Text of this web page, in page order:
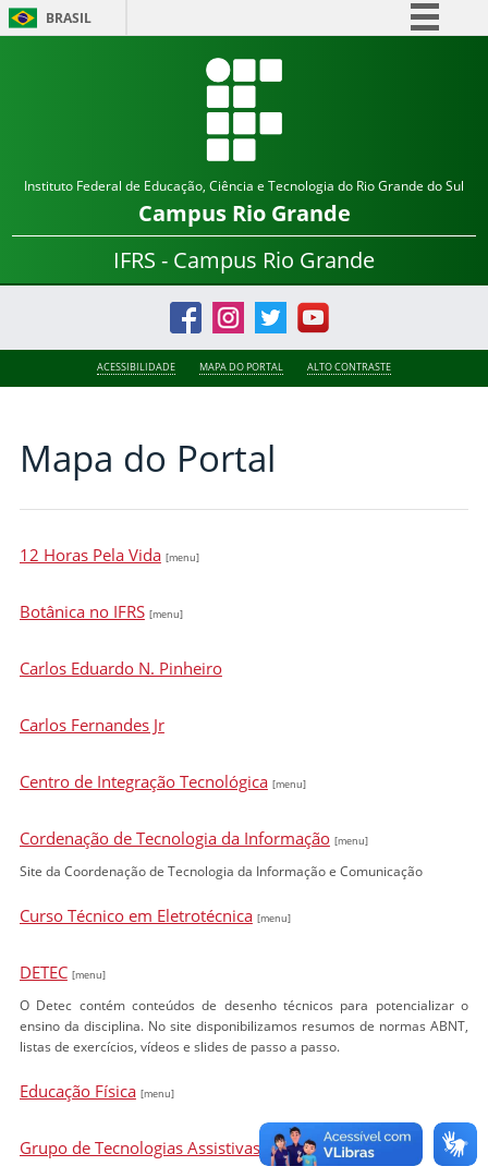
BRASIL
Legislação
Canais
Instituto Federal de Educação, Ciência e Tecnologia do Rio Grande do Sul
Campus Rio Grande
IFRS - Campus Rio Grande
ACESSIBILIDADE MAPA DO PORTAL ALTO CONTRASTE
Mapa do Portal
12 Horas Pela Vida [menu]
Botânica no IFRS [menu]
Carlos Eduardo N. Pinheiro
Carlos Fernandes Jr
Centro de Integração Tecnológica [menu]
Cordenação de Tecnologia da Informação [menu]
Site da Coordenação de Tecnologia da Informação e Comunicação
Curso Técnico em Eletrotécnica [menu]
DETEC [menu]
O Detec contém conteúdos de desenho técnicos para potencializar o
ensino da disciplina. No site disponibilizamos resumos de normas ABNT,
listas de exercícios, vídeos e slides de passo a passo.
Educação Física [menu]
Grupo de Tecnologias Assistivas [menu]